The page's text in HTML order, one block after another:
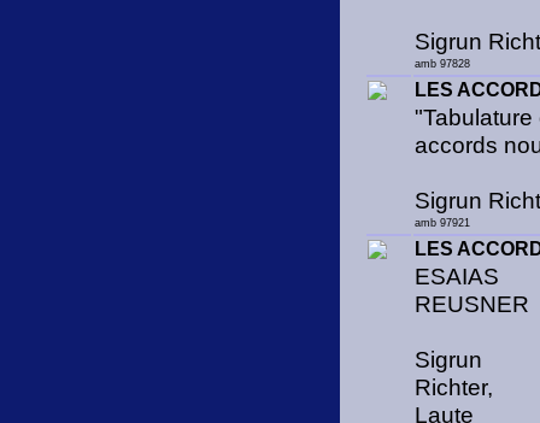
Sigrun
amb 97828
LES
accords
Sigrun
amb 97921
LES
ESAIAS
REUSNER
Sigrun
Richter,
Laute